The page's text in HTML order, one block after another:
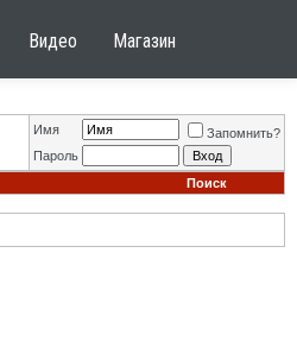
Видео Магазин
Имя
Запомнить?
Пароль
Поиск